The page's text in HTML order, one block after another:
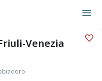
Venezia